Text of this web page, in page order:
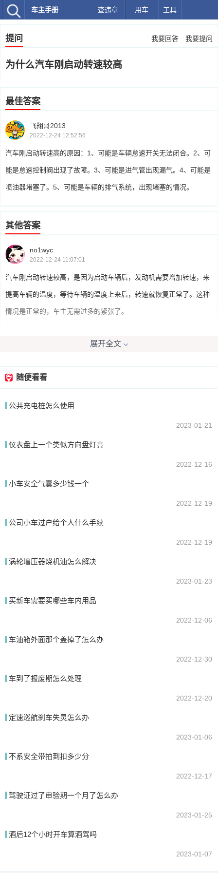
车主手册 查违章 用车 工具
提问 我要回答 我要提问
为什么汽车刚启动转速较高
最佳答案
飞翔哥2013
2022-12-24 12:52:56
汽车刚启动转速高的原因：1、可能是车辆怠速开关无法闭合。2、可
能是怠速控制阀出现了故障。3、可能是进气管出现漏气。4、可能是
喷油器堵塞了。5、可能是车辆的排气系统，出现堵塞的情况。
其他答案
no1wyc
2022-12-24 11:07:01
汽车刚启动转速较高，是因为启动车辆后，发动机需要增加转速，来
提高车辆的温度，等待车辆的温度上来后，转速就恢复正常了。这种
情况是正常的，车主无需过多的紧张了。
发动机启动后，都有“加浓”程序，说穿了就是“多喷油”，这样好让发动
降低怠速，回到正常范围。现在的车都是这样的设计。
我要回答
展开全文
随便看看
公共充电桩怎么使用
2023-01-21
仪表盘上一个类似方向盘灯亮
2022-12-16
小车安全气囊多少钱一个
2022-12-19
公司小车过户给个人什么手续
2022-12-19
涡轮增压器烧机油怎么解决
2023-01-23
买新车需要买哪些车内用品
2022-12-06
车油箱外面那个盖掉了怎么办
2022-12-30
车到了报废期怎么处理
2022-12-20
定速巡航刹车失灵怎么办
2023-01-06
不系安全带拍到扣多少分
2022-12-17
驾驶证过了审验期一个月了怎么办
2023-01-25
酒后12个小时开车算酒驾吗
2023-01-07